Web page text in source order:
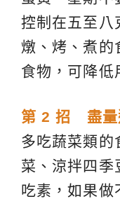
控制在五至八
燉、烤、煮的
食物，可降低
第 2 招 盡量
多吃蔬菜類的
菜、涼拌四
吃素，如果做